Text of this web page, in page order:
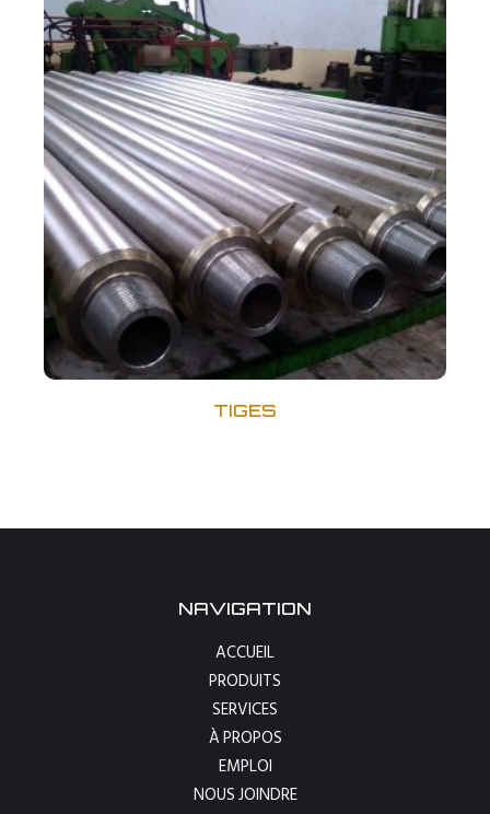
TIGES
NAVIGATION
ACCUEIL
PRODUITS
SERVICES
À PROPOS
EMPLOI
NOUS JOINDRE